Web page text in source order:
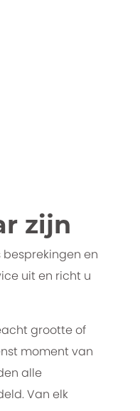
zijn
en
uit en richt u
grootte of
moment van
alle
Van elk